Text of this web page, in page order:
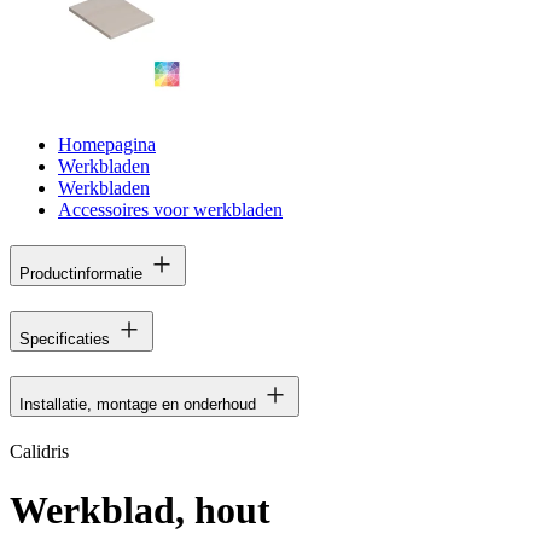
Homepagina
Werkbladen
Werkbladen
Accessoires voor werkbladen
Productinformatie
Specificaties
Installatie, montage en onderhoud
Calidris
Werkblad, hout